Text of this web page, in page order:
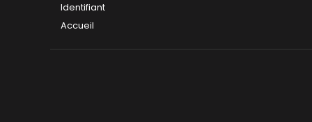
Identifiant
Accueil